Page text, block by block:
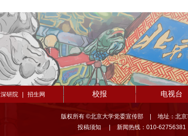
深研院 招生网 校报 电视台
版权所有 ©北京大学党委宣传部 地址：北
投稿须知
新闻热线：010-62756381